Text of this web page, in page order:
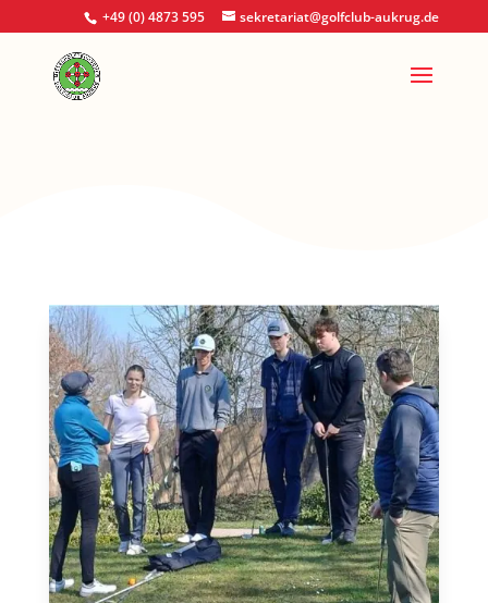
+49 (0) 4873 595 sekretariat@golfclub-aukrug.de